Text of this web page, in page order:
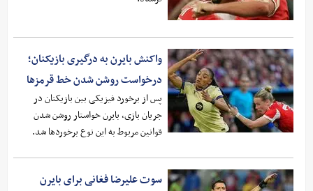
واکنش بایرن به درگیری بازیکنان؛
درخواست روشن شدن خط قرمزها
پس از برخورد فیزیکی بین بازیکنان در
جریان بازی، بایرن خواستار روشن شدن
قوانین مربوط به این نوع برخوردها شد.
سوت علیرضا فغانی برای بایرن